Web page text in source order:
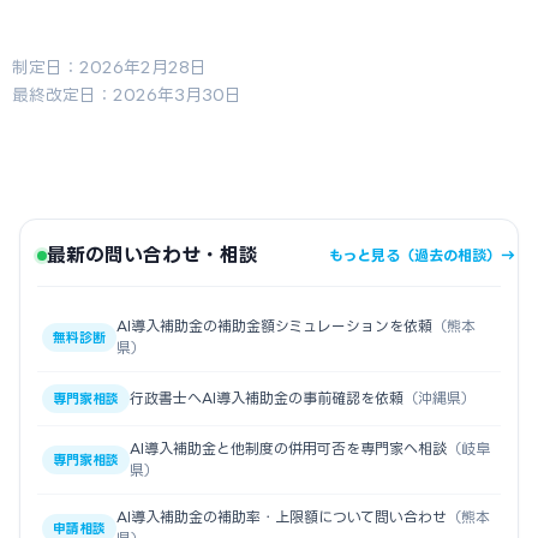
制定日：2026年2月28日
最終改定日：2026年3月30日
最新の問い合わせ・相談 もっと見る（過去の相談）→
無料診断
AI導入補助金の補助金額シミュレーションを依頼 （熊本
県）
専門家相談 行政書士へAI導入補助金の事前確認を依頼 （沖縄県）
専門家相談
AI導入補助金と他制度の併用可否を専門家へ相談 （岐阜
県）
申請相談
AI導入補助金の補助率・上限額について問い合わせ （熊本